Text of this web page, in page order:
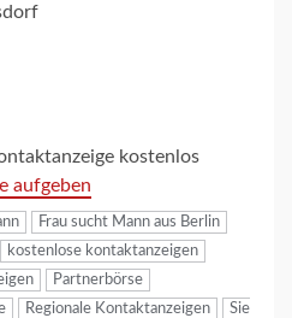
kostenlos
aufgeben
Frau sucht Mann aus Berlin
kostenlose kontaktanzeigen
Partnerbörse
Regionale Kontaktanzeigen
Sie